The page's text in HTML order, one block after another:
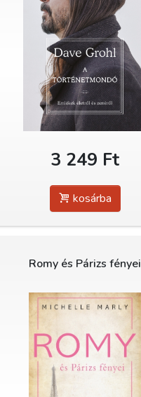
3 249 Ft
kosárba
Romy és Párizs fényei